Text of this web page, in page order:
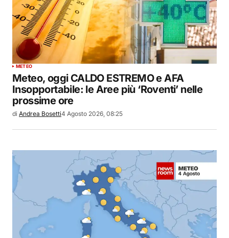
METEO
Meteo, oggi CALDO ESTREMO e AFA
Insopportabile: le Aree più ‘Roventi’ nelle
prossime ore
di Andrea Bosetti4 Agosto 2026, 08:25